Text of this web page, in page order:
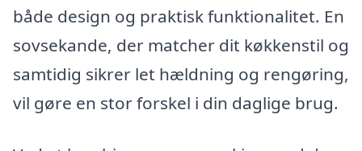
både design og praktisk funktionalitet. En
sovsekande, der matcher dit køkkenstil og
samtidig sikrer let hældning og rengøring,
vil gøre en stor forskel i din daglige brug.